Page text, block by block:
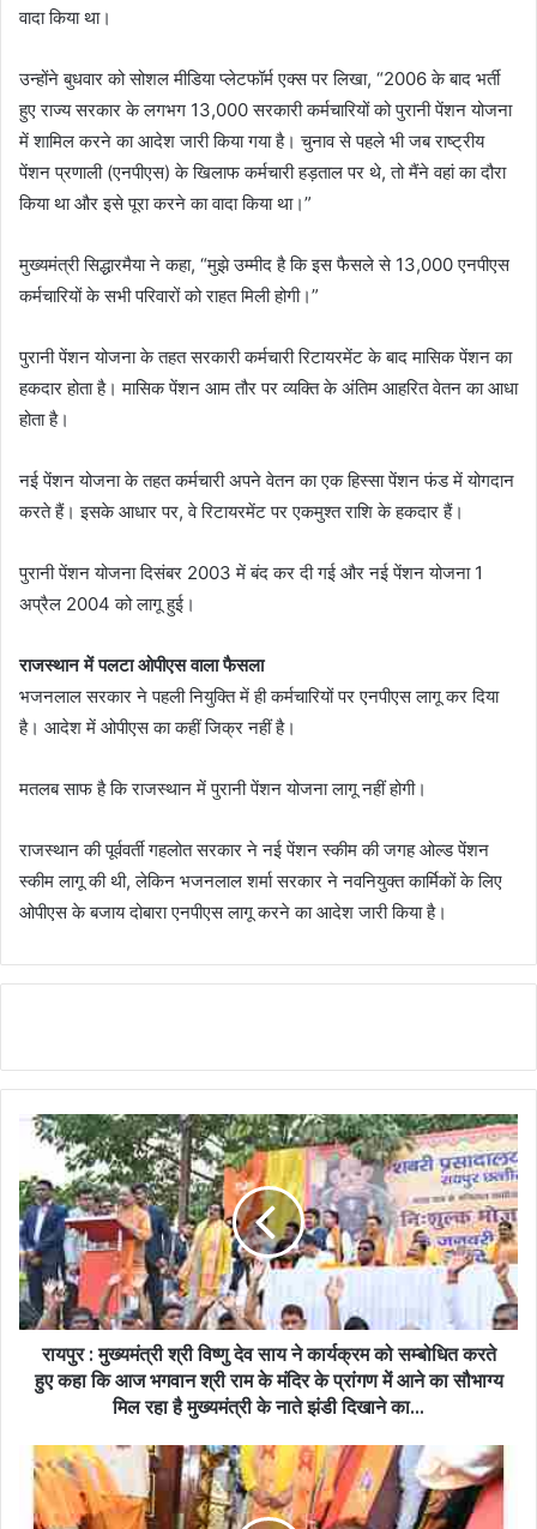
वादा किया था।
उन्होंने बुधवार को सोशल मीडिया प्लेटफॉर्म एक्स पर लिखा, “2006 के बाद भर्ती
हुए राज्य सरकार के लगभग 13,000 सरकारी कर्मचारियों को पुरानी पेंशन योजना
में शामिल करने का आदेश जारी किया गया है। चुनाव से पहले भी जब राष्ट्रीय
पेंशन प्रणाली (एनपीएस) के खिलाफ कर्मचारी हड़ताल पर थे, तो मैंने वहां का दौरा
किया था और इसे पूरा करने का वादा किया था।”
मुख्यमंत्री सिद्धारमैया ने कहा, “मुझे उम्मीद है कि इस फैसले से 13,000 एनपीएस
कर्मचारियों के सभी परिवारों को राहत मिली होगी।”
पुरानी पेंशन योजना के तहत सरकारी कर्मचारी रिटायरमेंट के बाद मासिक पेंशन का
हकदार होता है। मासिक पेंशन आम तौर पर व्यक्ति के अंतिम आहरित वेतन का आधा
होता है।
नई पेंशन योजना के तहत कर्मचारी अपने वेतन का एक हिस्सा पेंशन फंड में योगदान
करते हैं। इसके आधार पर, वे रिटायरमेंट पर एकमुश्त राशि के हकदार हैं।
पुरानी पेंशन योजना दिसंबर 2003 में बंद कर दी गई और नई पेंशन योजना 1
अप्रैल 2004 को लागू हुई।
राजस्थान में पलटा ओपीएस वाला फैसला
भजनलाल सरकार ने पहली नियुक्ति में ही कर्मचारियों पर एनपीएस लागू कर दिया
है। आदेश में ओपीएस का कहीं जिक्र नहीं है।
मतलब साफ है कि राजस्थान में पुरानी पेंशन योजना लागू नहीं होगी।
राजस्थान की पूर्ववर्ती गहलोत सरकार ने नई पेंशन स्कीम की जगह ओल्ड पेंशन
स्कीम लागू की थी, लेकिन भजनलाल शर्मा सरकार ने नवनियुक्त कार्मिकों के लिए
ओपीएस के बजाय दोबारा एनपीएस लागू करने का आदेश जारी किया है।
रायपुर : मुख्यमंत्री श्री विष्णु देव साय ने कार्यक्रम को सम्बोधित करते
हुए कहा कि आज भगवान श्री राम के मंदिर के प्रांगण में आने का सौभाग्य
मिल रहा है मुख्यमंत्री के नाते झंडी दिखाने का...